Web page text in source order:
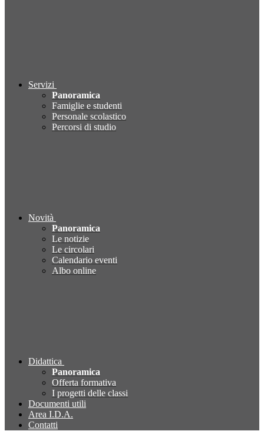
Servizi
Panoramica
Famiglie e studenti
Personale scolastico
Percorsi di studio
Novità
Panoramica
Le notizie
Le circolari
Calendario eventi
Albo online
Didattica
Panoramica
Offerta formativa
I progetti delle classi
Documenti utili
Area I.D.A.
Contatti